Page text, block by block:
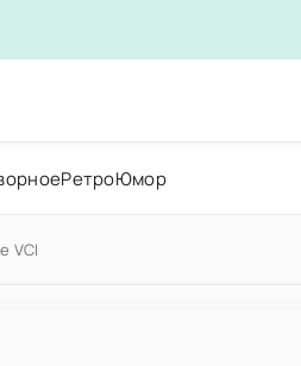
РетроЮмор
VCI